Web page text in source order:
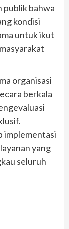
publik bahwa
kondisi
untuk ikut
organisasi
berkala
implementasi
yang
seluruh